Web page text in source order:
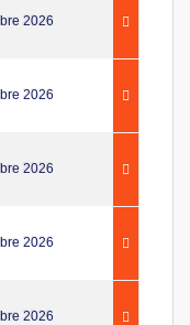
2026
2026
2026
2026
2026